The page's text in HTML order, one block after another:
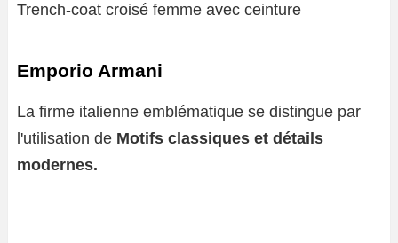
Trench-coat croisé femme avec ceinture
Emporio Armani
La firme italienne emblématique se distingue par
l'utilisation de Motifs classiques et détails
modernes.